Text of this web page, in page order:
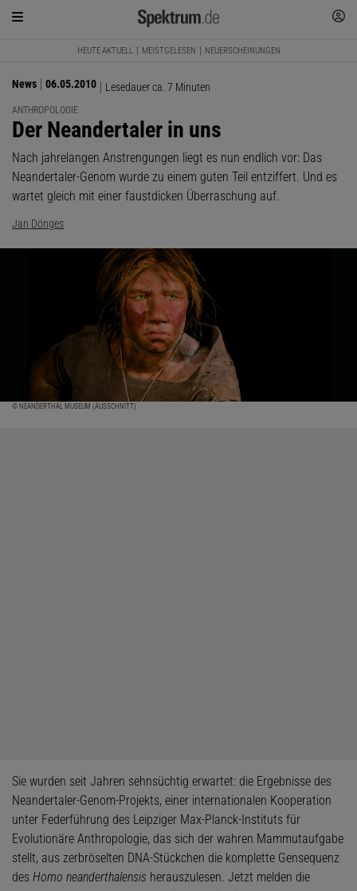
HEUTE AKTUELL MEISTGELESEN NEUERSCHEINUNGEN
News 06.05.2010 Lesedauer ca. 7 Minuten
ANTHROPOLOGIE
:
Der Neandertaler in uns
Nach jahrelangen Anstrengungen liegt es nun endlich vor: Das
Neandertaler-Genom wurde zu einem guten Teil entziffert. Und es
wartet gleich mit einer faustdicken Überraschung auf.
Jan Dönges
© NEANDERTHAL MUSEUM (AUSSCHNITT)
Sie wurden seit Jahren sehnsüchtig erwartet: die Ergebnisse des
Neandertaler-Genom-Projekts, einer internationalen Kooperation
unter Federführung des Leipziger Max-Planck-Instituts für
Evolutionäre Anthropologie, das sich der wahren Mammutaufgabe
stellt, aus zerbröselten DNA-Stückchen die komplette Gensequenz
des Homo neanderthalensis herauszulesen. Jetzt melden die